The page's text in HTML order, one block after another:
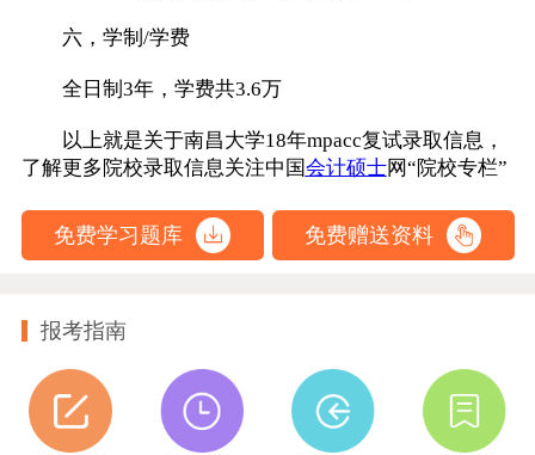
六，学制/学费
全日制3年，学费共3.6万
以上就是关于南昌大学18年mpacc复试录取信息，
了解更多院校录取信息关注中国会计硕士网“院校专栏”
免费学习题库 免费赠送资料
报考指南